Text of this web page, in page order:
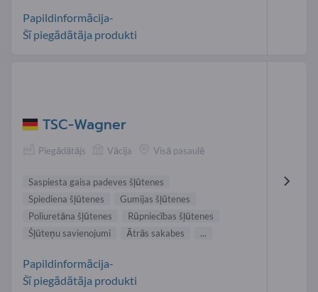
Papildinformācija-
Šī piegādātāja produkti
TSC-Wagner
Piegādātājs Vācija Visā pasaulē
Saspiesta gaisa padeves šļūtenes
Spiediena šļūtenes
Gumijas šļūtenes
Poliuretāna šļūtenes
Rūpniecības šļūtenes
Šļūteņu savienojumi
Ātrās sakabes ...
Papildinformācija-
Šī piegādātāja produkti